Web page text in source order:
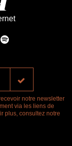
notre newsletter
via les liens de
plus, consultez notre